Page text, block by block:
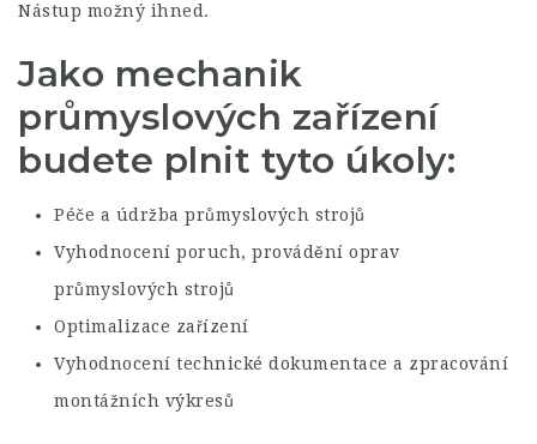
Nástup možný ihned.
Jako mechanik
průmyslových zařízení
budete plnit tyto úkoly:
Péče a údržba průmyslových strojů
Vyhodnocení poruch, provádění oprav
průmyslových strojů
Optimalizace zařízení
Vyhodnocení technické dokumentace a zpracování
montážních výkresů